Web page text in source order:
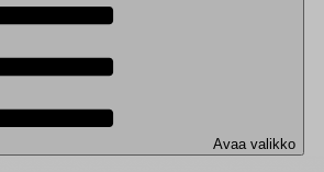
Avaa valikko